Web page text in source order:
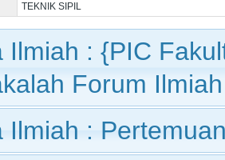
TEKNIK SIPIL
Ilmiah : {PIC
Forum Ilmiah
Ilmiah :